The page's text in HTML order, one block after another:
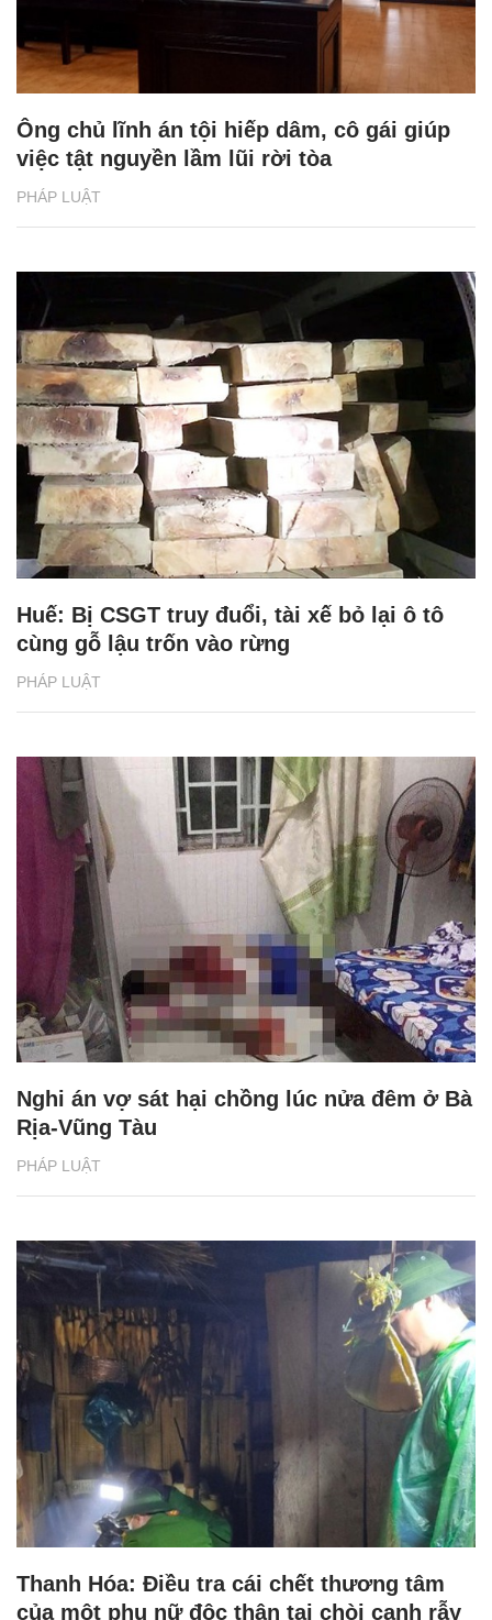
PHÁP LUẬT
Ông chủ lĩnh án tội hiếp dâm, cô gái giúp
việc tật nguyền lầm lũi rời tòa
PHÁP LUẬT
Huế: Bị CSGT truy đuổi, tài xế bỏ lại ô tô
cùng gỗ lậu trốn vào rừng
PHÁP LUẬT
Nghi án vợ sát hại chồng lúc nửa đêm ở Bà
Rịa-Vũng Tàu
Thanh Hóa: Điều tra cái chết thương tâm
của một phụ nữ độc thân tại chòi canh rẫy